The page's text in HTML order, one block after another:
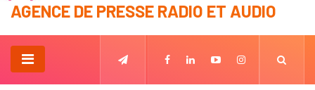
AGENCE DE PRESSE RADIO ET AUDIO